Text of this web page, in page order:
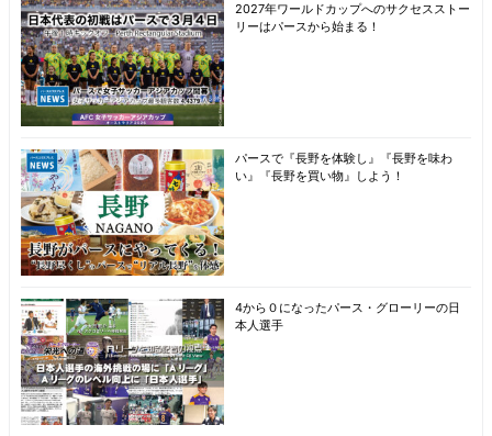
2027年ワールドカップへのサクセスストー
リーはパースから始まる！
パースで『長野を体験し』『長野を味わ
い』『長野を買い物』しよう！
4から０になったパース・グローリーの日
本人選手